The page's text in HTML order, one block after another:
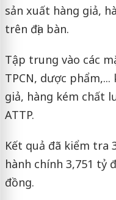
sản xuất hàng giả,
trên địa bàn.
Tập trung vào các
TPCN, dược
giả, hàng kém chất
ATTP.
Kết quả đã kiểm tra
hành chính 3,751 tỷ
đồng.